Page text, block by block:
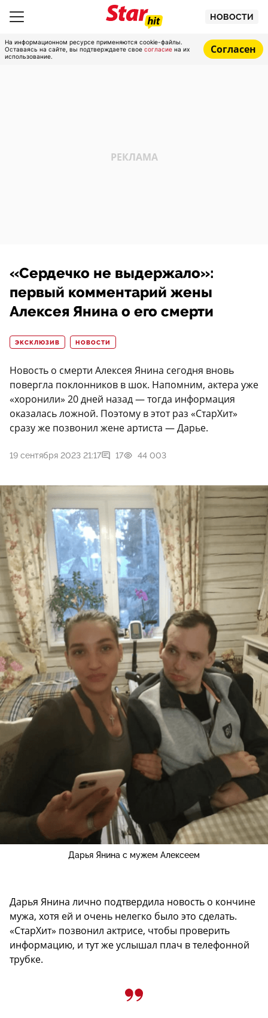
НОВОСТИ
На информационном ресурсе применяются cookie-файлы.
Оставаясь на сайте, вы подтверждаете свое согласие на их
использование.
Согласен
«Сердечко не выдержало»:
первый комментарий жены
Алексея Янина о его смерти
ЭКСКЛЮЗИВ НОВОСТИ
Новость о смерти Алексея Янина сегодня вновь
повергла поклонников в шок. Напомним, актера уже
«хоронили» 20 дней назад — тогда информация
оказалась ложной. Поэтому в этот раз «СтарХит»
сразу же позвонил жене артиста — Дарье.
19 сентября 2023 21:17 17 44 003
Дарья Янина с мужем Алексеем
Дарья Янина лично подтвердила новость о кончине
мужа, хотя ей и очень нелегко было это сделать.
«СтарХит» позвонил актрисе, чтобы проверить
информацию, и тут же услышал плач в телефонной
трубке.